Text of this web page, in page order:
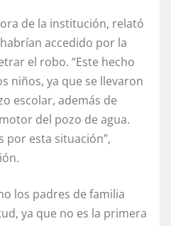
de la institución, relató
accedido por la
el robo. “Este hecho
niños, ya que se llevaron
escolar, además de
del pozo de agua.
por esta situación”,
los padres de familia
ya que no es la primera